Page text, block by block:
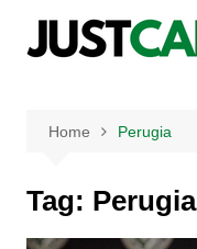
Home Perugia
Tag: Perugia